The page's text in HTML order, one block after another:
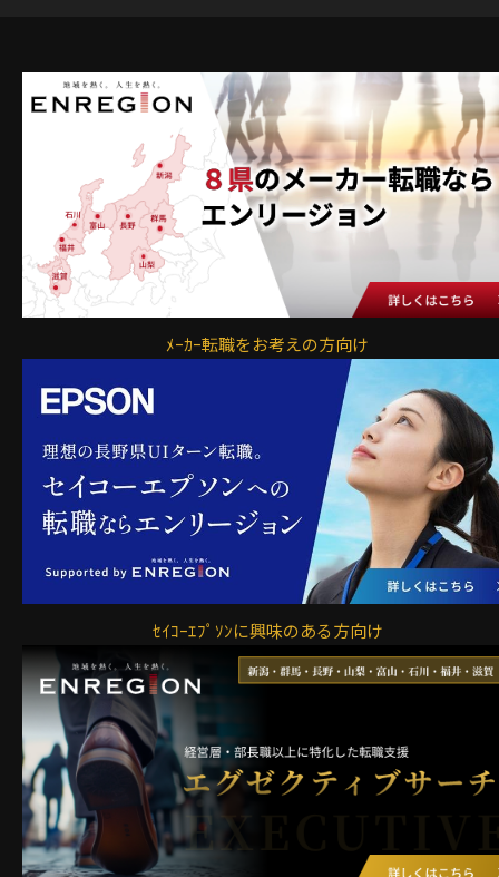
ﾒｰｶｰ転職をお考えの方向け
ｾｲｺｰｴﾌﾟｿﾝに興味のある方向け